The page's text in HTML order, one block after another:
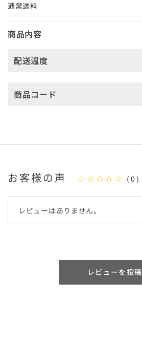
通常送料
商品内容
配送温度
商品コード
お客様の声 ☆☆☆☆☆ (0)
レビューはありません。
レビューを投稿